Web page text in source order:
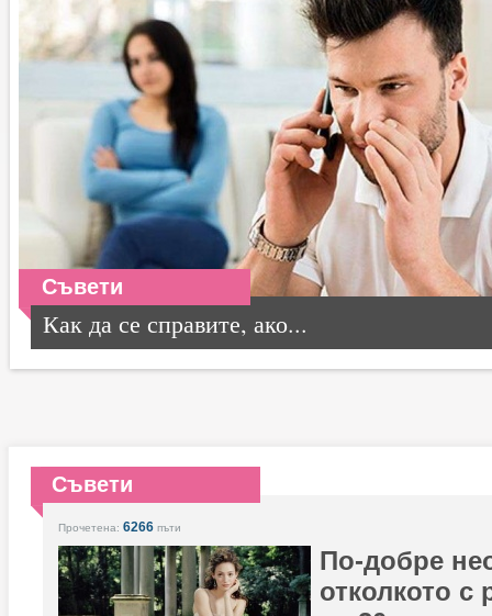
Съвети
Как да се справите, ако...
Съвети
Прочетена: 6266 пъти
По-добре
отколкото с